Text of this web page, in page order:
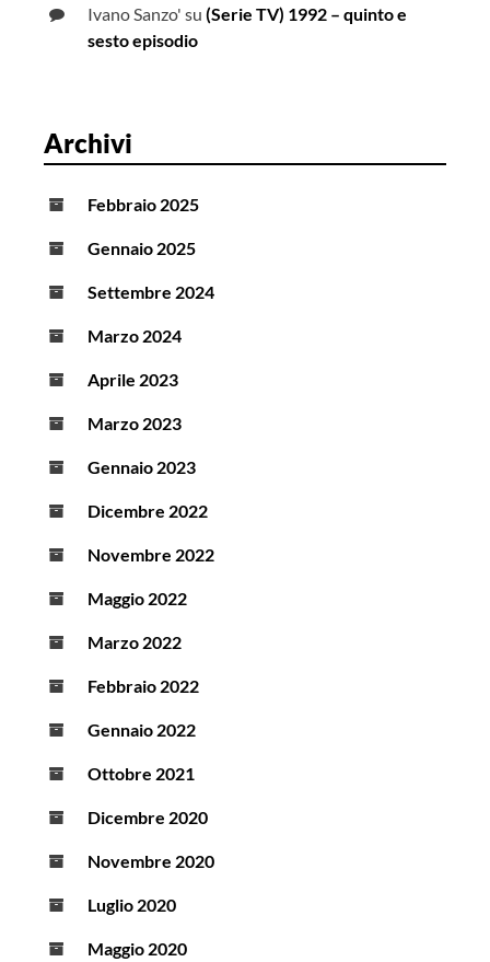
Ivano Sanzo' su (Serie TV) 1992 – quinto e
sesto episodio
Archivi
Febbraio 2025
Gennaio 2025
Settembre 2024
Marzo 2024
Aprile 2023
Marzo 2023
Gennaio 2023
Dicembre 2022
Novembre 2022
Maggio 2022
Marzo 2022
Febbraio 2022
Gennaio 2022
Ottobre 2021
Dicembre 2020
Novembre 2020
Luglio 2020
Maggio 2020